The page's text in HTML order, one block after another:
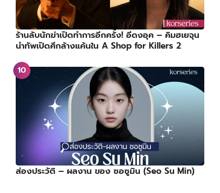
ร้านลับนักฆ่าเปิดทำการอีกครั้ง! อีดงอุค – คิมฮเยจุน
นำทัพเปิดศึกล้างแค้นใน A Shop for Killers 2
ส่องประวัติ – ผลงาน ของ ซอซูมิน (Seo Su Min)